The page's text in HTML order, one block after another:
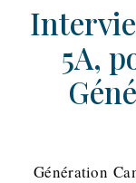
5A,
Génération